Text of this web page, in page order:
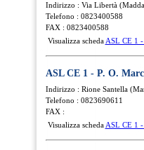
Indirizzo : Via Libertà
Telefono : 0823400588
FAX : 0823400588
Visualizza scheda ASL CE 1
ASL CE 1 - P. O.
Indirizzo : Rione Santella
Telefono : 0823690611
FAX :
Visualizza scheda ASL CE 1